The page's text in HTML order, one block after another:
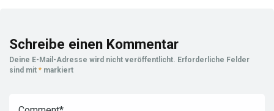
Schreibe einen Kommentar
Deine E-Mail-Adresse wird nicht veröffentlicht. Erforderliche Felder
sind mit * markiert